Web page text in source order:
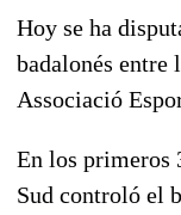
Hoy se ha
badalonés
Associació
En los primeros
Sud controló el